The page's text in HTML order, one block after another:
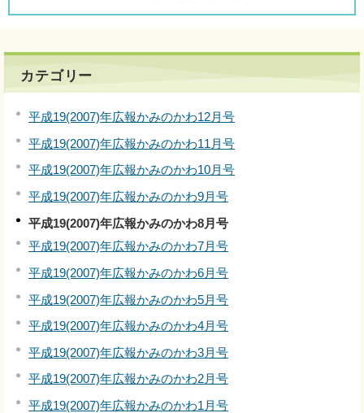
カテゴリー
平成19(2007)年広報かみのかわ12月号
平成19(2007)年広報かみのかわ11月号
平成19(2007)年広報かみのかわ10月号
平成19(2007)年広報かみのかわ9月号
平成19(2007)年広報かみのかわ8月号
平成19(2007)年広報かみのかわ7月号
平成19(2007)年広報かみのかわ6月号
平成19(2007)年広報かみのかわ5月号
平成19(2007)年広報かみのかわ4月号
平成19(2007)年広報かみのかわ3月号
平成19(2007)年広報かみのかわ2月号
平成19(2007)年広報かみのかわ1月号